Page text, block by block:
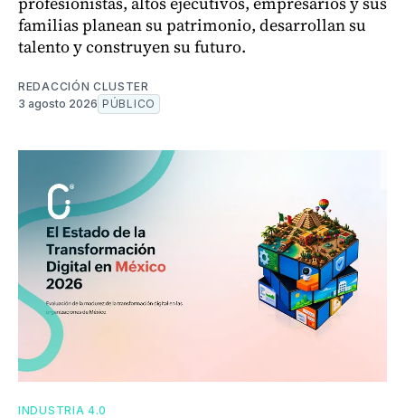
familias planean su patrimonio, desarrollan su
talento y construyen su futuro.
REDACCIÓN CLUSTER
3 agosto 2026 PÚBLICO
INDUSTRIA 4.0